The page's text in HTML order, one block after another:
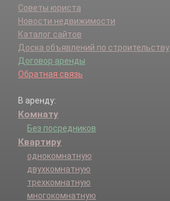
Советы юриста
Новости недвижимости
Каталог сайтов
Доска объявлений по строительству
Договор аренды
Обратная связь
В аренду:
Комнату
Без посредников
Квартиру
однокомнатную
двухкомнатную
трехкомнатную
многокомнатную